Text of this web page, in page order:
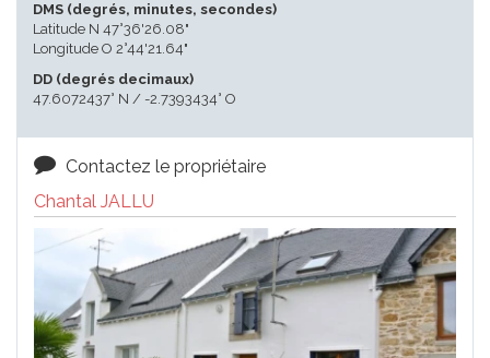
DMS (degrés, minutes, secondes)
Latitude N 47°36'26.08"
Longitude O 2°44'21.64"
DD (degrés decimaux)
47.6072437° N / -2.7393434° O
Contactez le propriétaire
Chantal JALLU